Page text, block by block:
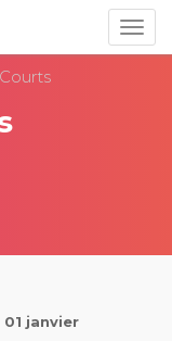
janvier